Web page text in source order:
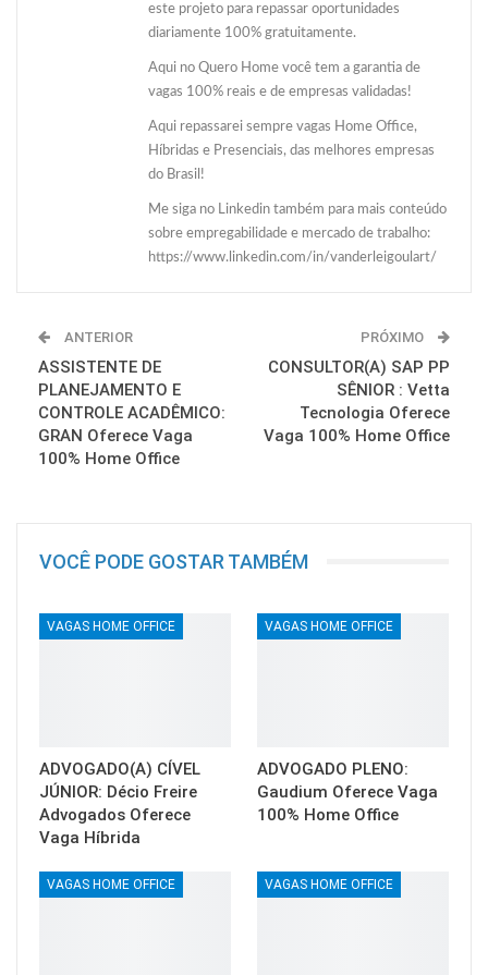
este projeto para repassar oportunidades
diariamente 100% gratuitamente.
Aqui no Quero Home você tem a garantia de
vagas 100% reais e de empresas validadas!
Aqui repassarei sempre vagas Home Office,
Híbridas e Presenciais, das melhores empresas
do Brasil!
Me siga no Linkedin também para mais conteúdo
sobre empregabilidade e mercado de trabalho:
https://www.linkedin.com/in/vanderleigoulart/
ANTERIOR
ASSISTENTE DE
PLANEJAMENTO E
CONTROLE ACADÊMICO:
GRAN Oferece Vaga
100% Home Office
PRÓXIMO
CONSULTOR(A) SAP PP
SÊNIOR : Vetta
Tecnologia Oferece
Vaga 100% Home Office
VOCÊ PODE GOSTAR TAMBÉM
VAGAS HOME OFFICE
ADVOGADO(A) CÍVEL
JÚNIOR: Décio Freire
Advogados Oferece
Vaga Híbrida
VAGAS HOME OFFICE
ADVOGADO PLENO:
Gaudium Oferece Vaga
100% Home Office
VAGAS HOME OFFICE VAGAS HOME OFFICE